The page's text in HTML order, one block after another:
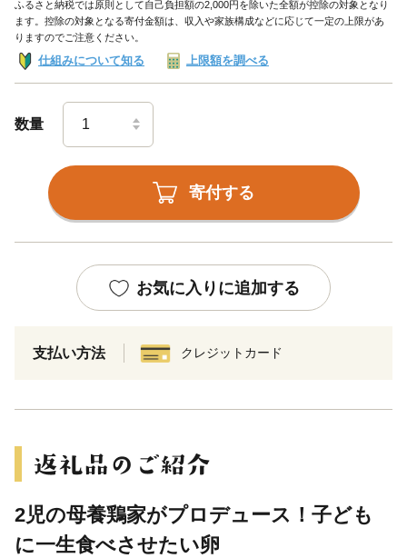
ふるさと納税では原則として自己負担額の2,000円を除いた全額が控除の対象となり
ます。控除の対象となる寄付金額は、収入や家族構成などに応じて一定の上限があ
りますのでご注意ください。
仕組みについて知る 上限額を調べる
数量
寄付する
お気に入りに追加する
支払い方法 クレジットカード
2児の母養鶏家がプロデュース！子ども
に一生食べさせたい卵